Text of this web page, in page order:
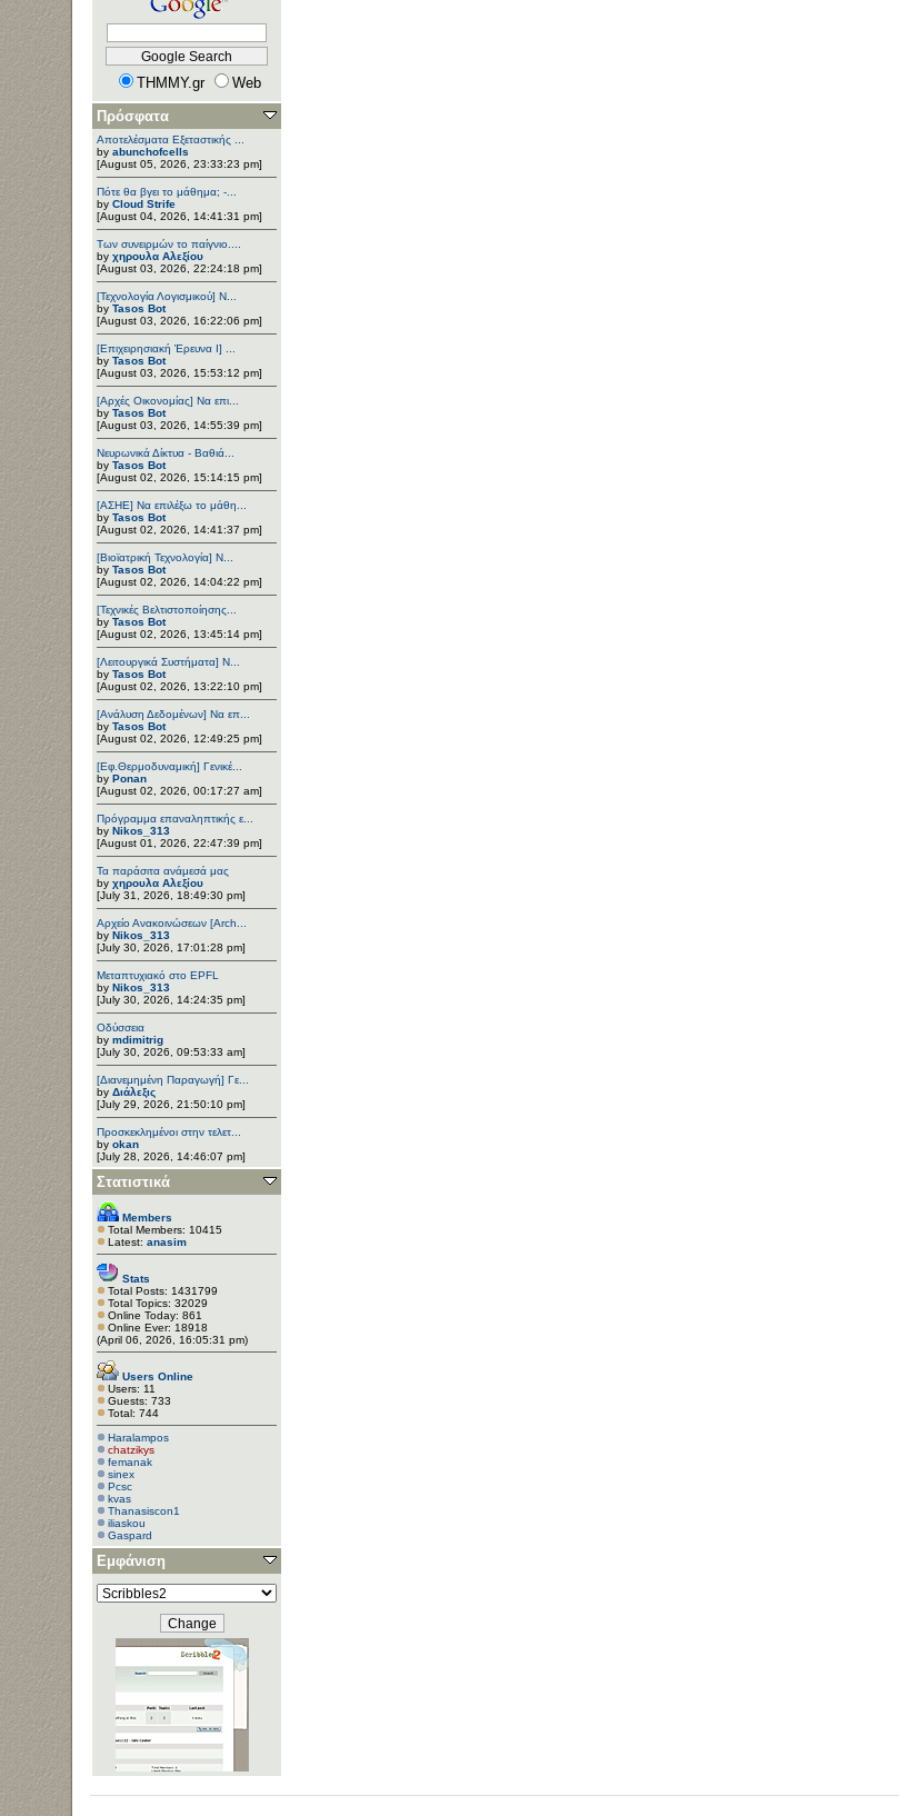
THMMY.gr
Web
Πρόσφατα
Αποτελέσματα Εξεταστικής ...
by abunchofcells
[August 05, 2026, 23:33:23 pm]
Πότε θα βγει το μάθημα; -...
by Cloud Strife
[August 04, 2026, 14:41:31 pm]
Των συνειρμών το παίγνιο....
by χηρουλα Αλεξίου
[August 03, 2026, 22:24:18 pm]
[Τεχνολογία Λογισμικού] Ν...
by Tasos Bot
[August 03, 2026, 16:22:06 pm]
[Επιχειρησιακή Έρευνα Ι] ...
by Tasos Bot
[August 03, 2026, 15:53:12 pm]
[Αρχές Οικονομίας] Να επι...
by Tasos Bot
[August 03, 2026, 14:55:39 pm]
Νευρωνικά Δίκτυα - Βαθιά...
by Tasos Bot
[August 02, 2026, 15:14:15 pm]
[ΑΣΗΕ] Να επιλέξω το μάθη...
by Tasos Bot
[August 02, 2026, 14:41:37 pm]
[Βιοϊατρική Τεχνολογία] Ν...
by Tasos Bot
[August 02, 2026, 14:04:22 pm]
[Τεχνικές Βελτιστοποίησης...
by Tasos Bot
[August 02, 2026, 13:45:14 pm]
[Λειτουργικά Συστήματα] Ν...
by Tasos Bot
[August 02, 2026, 13:22:10 pm]
[Ανάλυση Δεδομένων] Να επ...
by Tasos Bot
[August 02, 2026, 12:49:25 pm]
[Εφ.Θερμοδυναμική] Γενικέ...
by Ponan
[August 02, 2026, 00:17:27 am]
Πρόγραμμα επαναληπτικής ε...
by Nikos_313
[August 01, 2026, 22:47:39 pm]
Τα παράσιτα ανάμεσά μας
by χηρουλα Αλεξίου
[July 31, 2026, 18:49:30 pm]
Αρχείο Ανακοινώσεων [Arch...
by Nikos_313
[July 30, 2026, 17:01:28 pm]
Μεταπτυχιακό στο EPFL
by Nikos_313
[July 30, 2026, 14:24:35 pm]
Οδύσσεια
by mdimitrig
[July 30, 2026, 09:53:33 am]
[Διανεμημένη Παραγωγή] Γε...
by Διάλεξις
[July 29, 2026, 21:50:10 pm]
Προσκεκλημένοι στην τελετ...
by okan
[July 28, 2026, 14:46:07 pm]
Στατιστικά
Members
Total Members: 10415
Latest: anasim
Stats
Total Posts: 1431799
Total Topics: 32029
Online Today: 861
Online Ever: 18918
(April 06, 2026, 16:05:31 pm)
Users Online
Users: 11
Guests: 733
Total: 744
Haralampos
chatzikys
femanak
sinex
Pcsc
kvas
Thanasiscon1
iliaskou
Gaspard
Εμφάνιση